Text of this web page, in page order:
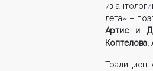
из
лета» –
Артис и
Коптелова,